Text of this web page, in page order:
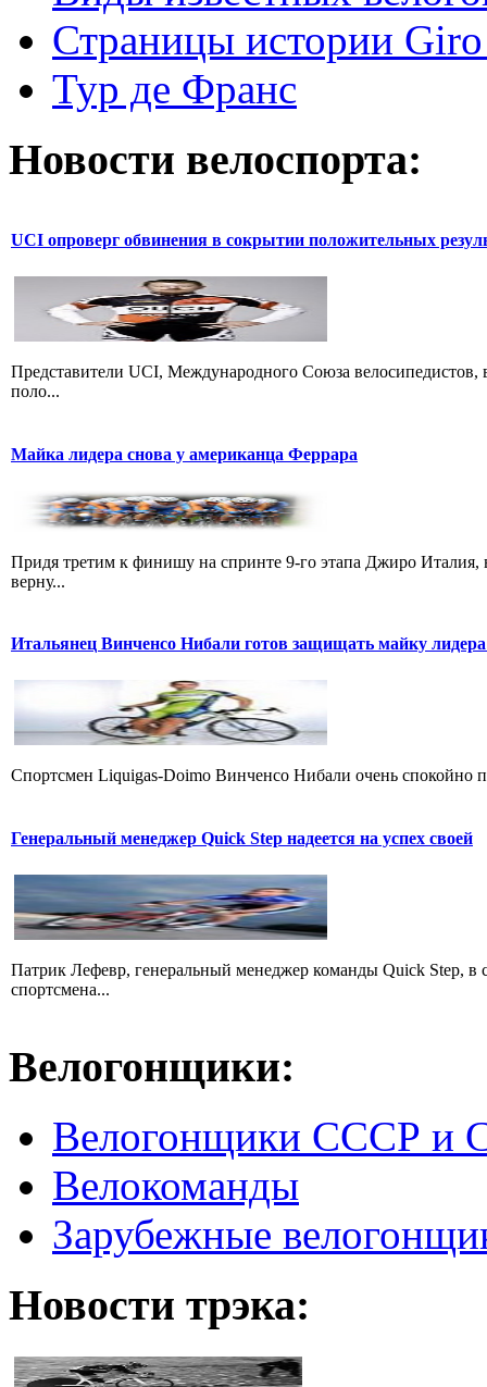
Страницы истории
Тур де Франс
Новости велоспорта:
UCI опроверг обвинения в сокрытии положительных
Представители UCI, Международного Союза
поло...
Майка лидера снова у американца Феррара
Придя третим к финишу на спринте 9-го этапа Джиро
верну...
Итальянец Винченсо Нибали готов защищать майку
Cпортсмен Liquigas-Doimo Винченсо Нибали очень спокойно
Генеральный менеджер Quick Step надеется на успех своей
Патрик Лефевр, генеральный менеджер команды Quick Step, в
спортсмена...
Велогонщики:
Велогонщики СССР и
Велокоманды
Зарубежные
Новости трэка: